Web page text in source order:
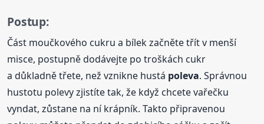
Postup:
Část moučkového cukru a bílek začněte třít v menší
misce, postupně dodávejte po troškách cukr
a důkladně třete, než vznikne hustá poleva. Správnou
hustotu polevy zjistíte tak, že když chcete vařečku
vyndat, zůstane na ní krápník. Takto připravenou